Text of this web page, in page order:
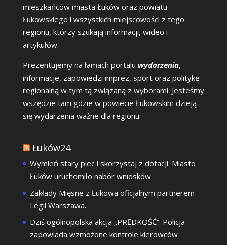
mieszkańców miasta Łuków oraz powiatu
Łukowskiego i wszystkich miejscowości z tego
regionu, którzy szukają informacji, wideo i
artykułów.
Prezentujemy na łamach portalu wydarzenia,
informacje, zapowiedzi imprez, sport oraz politykę
regionalną w tym tą związaną z wyborami. Jesteśmy
wszędzie tam gdzie w powiecie Łukowskim dzieją
się wydarzenia ważne dla regionu.
Łuków24
Wymień stary piec i skorzystaj z dotacji. Miasto
Łuków uruchomiło nabór wniosków
Zakłady Mięsne z Łukowa oficjalnym partnerem
Legii Warszawa.
Dziś ogólnopolska akcja „PRĘDKOŚĆ”. Policja
zapowiada wzmożone kontrole kierowców